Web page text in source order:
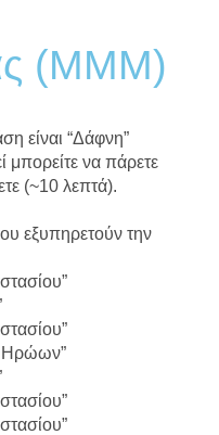
(ΜΜΜ)
είναι “Δάφνη”
μπορείτε να πάρετε
(~10 λεπτά).
εξυπηρετούν την
Ηρώων”